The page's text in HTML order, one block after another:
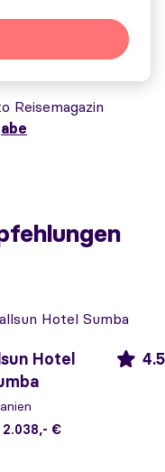
Reisemagazin
Hotel
4.5
2.038,- €